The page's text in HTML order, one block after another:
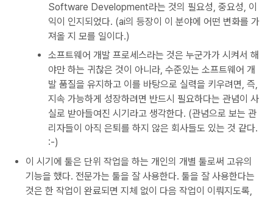
Software Development라는 것의 필요성, 중요성, 이
익이 인지되었다. (ai의 등장이 이 분야에 어떤 변화를 가
져올 지 모를 일이다.)
소프트웨어 개발 프로세스라는 것은 누군가가 시켜서 해
야만 하는 귀찮은 것이 아니라, 수준있는 소프트웨어 개
발 품질을 유지하고 이를 바탕으로 실력을 키우려면, 즉,
지속 가능하게 성장하려면 반드시 필요하다는 관념이 사
실로 받아들여진 시기라고 생각한다. (관념으로 보는 관
리자들이 아직 은퇴를 하지 않은 회사들도 있는 것 같다.
:-)
이 시기에 툴은 단위 작업을 하는 개인의 개별 툴로써 고유의
기능을 했다. 전문가는 툴을 잘 사용한다. 툴을 잘 사용한다는
것은 한 작업이 완료되면 지체 없이 다음 작업이 이뤄지도록,